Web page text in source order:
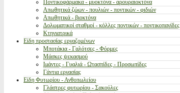
Ποντικοφάρμακα - μυοκτόνα - αρουραιοκτόνα
Απωθητικά ζώων - πουλιών - ποντικών - φιδιών
Απωθητικά - βιοκτόνα
Δολωματικοί σταθμοί - κόλλες ποντικών - ποντικοπαγίδες
Κτηνιατρικά
Είδη προστασίας εργαζομένων
Μποτάκια - Γαλότσες - Φόρμες
Μάσκες ψεκασμού
Ιμάντες - Γυαλιά - Ωτασπίδες - Προσωπίδες
Γάντια εργασίας
Είδη Φυτωρίου - Ανθοπωλείου
Γλάστρες φυτωρίου - Σακούλες